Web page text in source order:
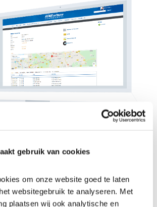
gebruik van cookies
om onze website goed te laten
websitegebruik te analyseren. Met
plaatsen wij ook analytische en
van
is partner binnen het Ovivio-